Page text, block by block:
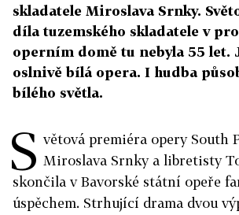
skladatele Miroslava Srnky.
díla tuzemského skladatele v
operním domě tu nebyla 55 let.
oslnivě bílá opera. I hudba
bílého světla.
S větová premiéra opery South
Miroslava Srnky a libretisty
skončila v Bavorské státní opeře
úspěchem. Strhující drama dvou